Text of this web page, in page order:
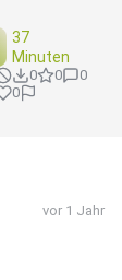
37
Minuten
0 0
0
0
vor 1 Jahr